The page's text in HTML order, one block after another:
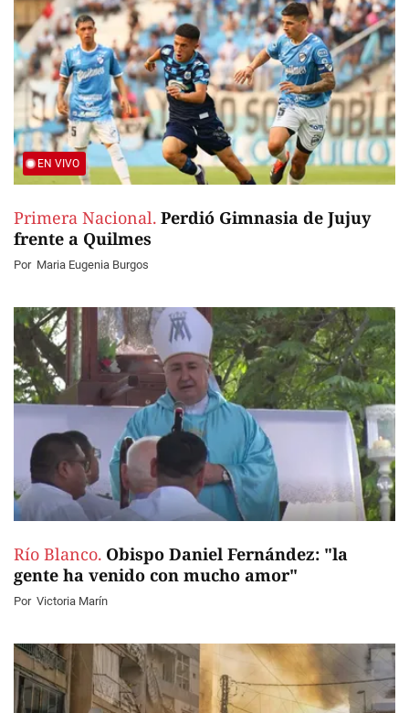
EN VIVO
Primera Nacional. Perdió Gimnasia de Jujuy
frente a Quilmes
Por Maria Eugenia Burgos
Río Blanco. Obispo Daniel Fernández: "la
gente ha venido con mucho amor"
Por Victoria Marín